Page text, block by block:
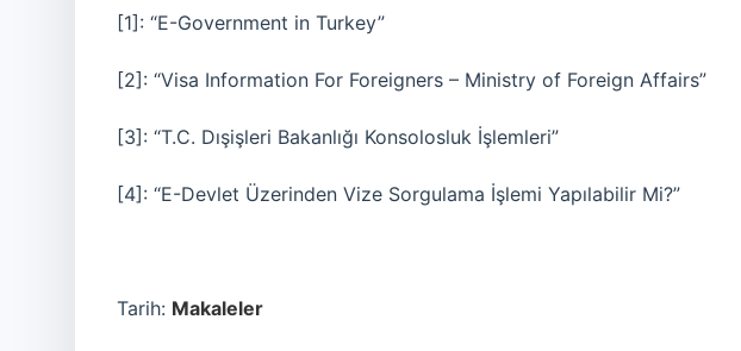
[1]: “E-Government in Turkey”
[2]: “Visa Information For Foreigners – Ministry of Foreign Affairs”
[3]: “T.C. Dışişleri Bakanlığı Konsolosluk İşlemleri”
[4]: “E-Devlet Üzerinden Vize Sorgulama İşlemi Yapılabilir Mi?”
Tarih: Makaleler